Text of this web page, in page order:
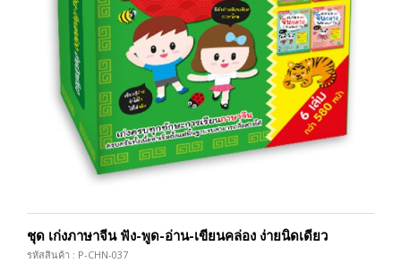
ชุด เก่งภาษาจีน ฟัง-พูด-อ่าน-เขียนคล่อง ง่ายนิดเดียว
รหัสสินค้า : P-CHN-037